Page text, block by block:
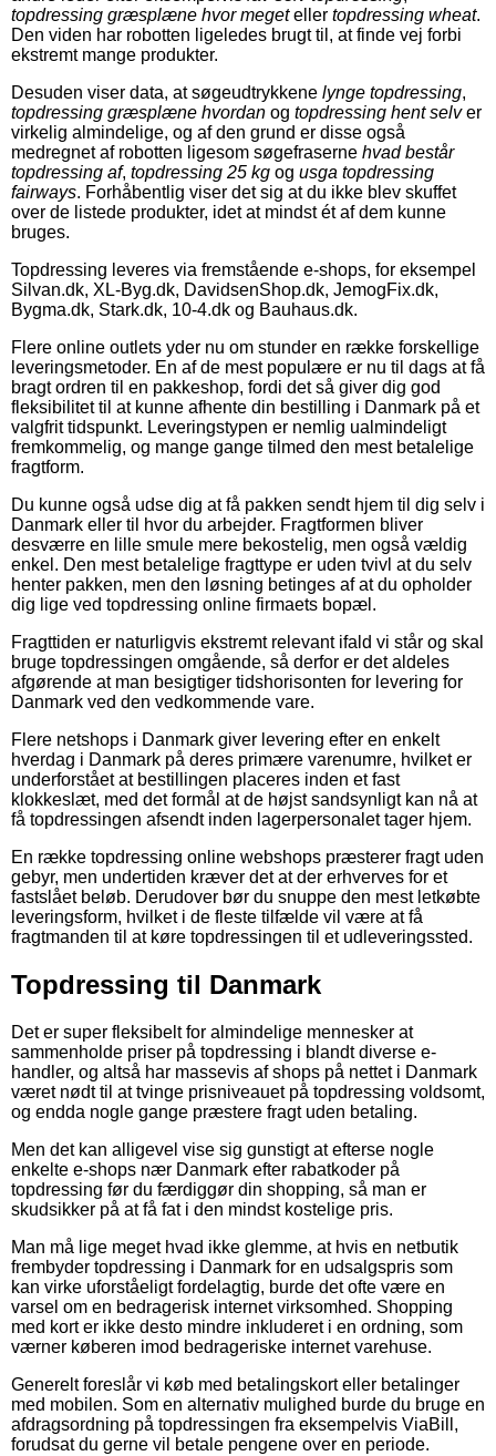
topdressing græsplæne hvor megeteller topdressing wheat.
Den viden har robotten ligeledes brugt til, at finde vej forbi
ekstremt mange produkter.
Desuden viser data, at søgeudtrykkene lynge topdressing,
topdressing græsplæne hvordan og topdressing hent selver
virkelig almindelige, og af den grund er disse også
medregnet af robotten ligesom søgefraserne hvad består
topdressing af, topdressing 25 kg og usga topdressing
fairways. Forhåbentlig viser det sig at du ikke blev skuffet
over de listede produkter, idet at mindst ét af dem kunne
bruges.
Topdressing leveres via fremstående e-shops, for eksempel
Silvan.dk, XL-Byg.dk, DavidsenShop.dk, JemogFix.dk,
Bygma.dk, Stark.dk, 10-4.dk og Bauhaus.dk.
Flere online outlets yder nu om stunder en række forskellige
leveringsmetoder. En af de mest populære er nu til dags at få
bragt ordren til en pakkeshop, fordi det så giver dig god
fleksibilitet til at kunne afhente din bestilling i Danmark på et
valgfrit tidspunkt. Leveringstypen er nemlig ualmindeligt
fremkommelig, og mange gange tilmed den mest betalelige
fragtform.
Du kunne også udse dig at få pakken sendt hjem til dig selv i
Danmark eller til hvor du arbejder. Fragtformen bliver
desværre en lille smule mere bekostelig, men også vældig
enkel. Den mest betalelige fragttype er uden tvivl at du selv
henter pakken, men den løsning betinges af at du opholder
dig lige ved topdressing online firmaets bopæl.
Fragttiden er naturligvis ekstremt relevant ifald vi står og skal
bruge topdressingen omgående, så derfor er det aldeles
afgørende at man besigtiger tidshorisonten for levering for
Danmark ved den vedkommende vare.
Flere netshops i Danmark giver levering efter en enkelt
hverdag i Danmark på deres primære varenumre, hvilket er
underforstået at bestillingen placeres inden et fast
klokkeslæt, med det formål at de højst sandsynligt kan nå at
få topdressingen afsendt inden lagerpersonalet tager hjem.
En række topdressing online webshops præsterer fragt uden
gebyr, men undertiden kræver det at der erhverves for et
fastslået beløb. Derudover bør du snuppe den mest letkøbte
leveringsform, hvilket i de fleste tilfælde vil være at få
fragtmanden til at køre topdressingen til et udleveringssted.
Topdressing til Danmark
Det er super fleksibelt for almindelige mennesker at
sammenholde priser på topdressing i blandt diverse e-
handler, og altså har massevis af shops på nettet i Danmark
været nødt til at tvinge prisniveauet på topdressing voldsomt,
og endda nogle gange præstere fragt uden betaling.
Men det kan alligevel vise sig gunstigt at efterse nogle
enkelte e-shops nær Danmark efter rabatkoder på
topdressing før du færdiggør din shopping, så man er
skudsikker på at få fat i den mindst kostelige pris.
Man må lige meget hvad ikke glemme, at hvis en netbutik
frembyder topdressing i Danmark for en udsalgspris som
kan virke uforståeligt fordelagtig, burde det ofte være en
varsel om en bedragerisk internet virksomhed. Shopping
med kort er ikke desto mindre inkluderet i en ordning, som
værner køberen imod bedrageriske internet varehuse.
Generelt foreslår vi køb med betalingskort eller betalinger
med mobilen. Som en alternativ mulighed burde du bruge en
afdragsordning på topdressingen fra eksempelvis ViaBill,
forudsat du gerne vil betale pengene over en periode.